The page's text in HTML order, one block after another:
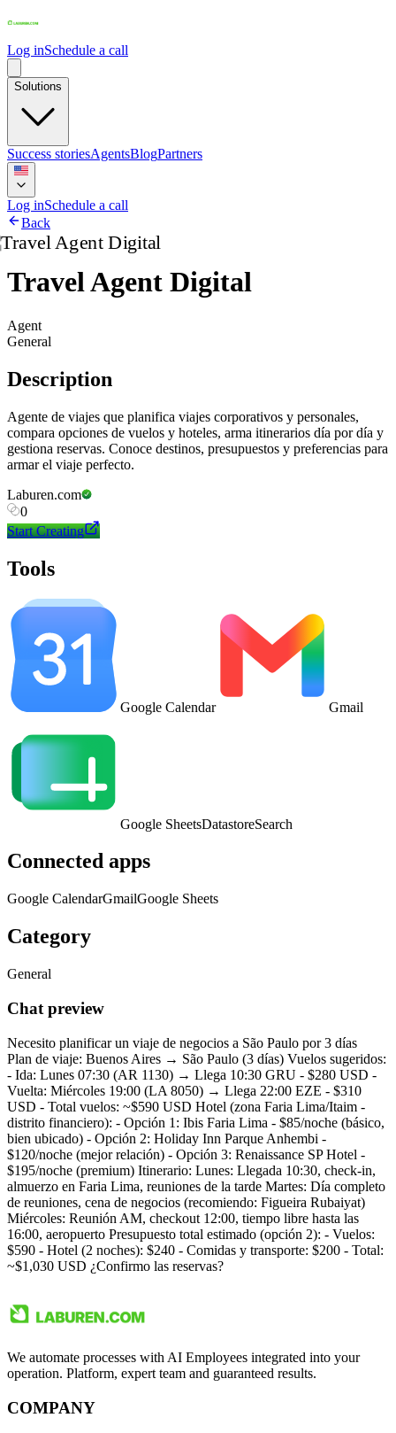
Log inSchedule a call
Solutions
Success storiesAgentsBlogPartners
Log inSchedule a call
Back
Travel Agent Digital
Agent
General
Description
Agente de viajes que planifica viajes corporativos y personales,
compara opciones de vuelos y hoteles, arma itinerarios día por día y
gestiona reservas. Conoce destinos, presupuestos y preferencias para
armar el viaje perfecto.
Laburen.com
0
Start Creating
Tools
Google Calendar Gmail
Google SheetsDatastoreSearch
Connected apps
Google CalendarGmailGoogle Sheets
Category
General
Chat preview
Necesito planificar un viaje de negocios a São Paulo por 3 días
Plan de viaje: Buenos Aires → São Paulo (3 días) Vuelos sugeridos:
- Ida: Lunes 07:30 (AR 1130) → Llega 10:30 GRU - $280 USD -
Vuelta: Miércoles 19:00 (LA 8050) → Llega 22:00 EZE - $310
USD - Total vuelos: ~$590 USD Hotel (zona Faria Lima/Itaim -
distrito financiero): - Opción 1: Ibis Faria Lima - $85/noche (básico,
bien ubicado) - Opción 2: Holiday Inn Parque Anhembi -
$120/noche (mejor relación) - Opción 3: Renaissance SP Hotel -
$195/noche (premium) Itinerario: Lunes: Llegada 10:30, check-in,
almuerzo en Faria Lima, reuniones de la tarde Martes: Día completo
de reuniones, cena de negocios (recomiendo: Figueira Rubaiyat)
Miércoles: Reunión AM, checkout 12:00, tiempo libre hasta las
16:00, aeropuerto Presupuesto total estimado (opción 2): - Vuelos:
$590 - Hotel (2 noches): $240 - Comidas y transporte: $200 - Total:
~$1,030 USD ¿Confirmo las reservas?
We automate processes with AI Employees integrated into your
operation. Platform, expert team and guaranteed results.
COMPANY